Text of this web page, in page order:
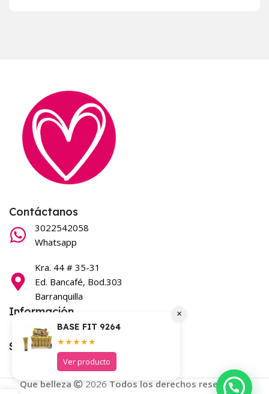
Contáctanos
3022542058
Whatsapp
Kra. 44 # 35-31
Ed. Bancafé, Bod.303
Barranquilla
Información
Términos y condiciones
Síguenos en nuestras redes
Que belleza 2026 Todos los derechos reservados
×
BASE FIT 9264
★★★★★
Ver producto
Quiero asesoría por WhatsApp